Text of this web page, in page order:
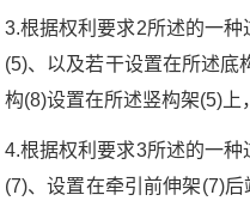
3.根据权利要求2所述的一
(5)、以及若干设置在所述底
构(8)设置在所述竖构架(5)上
4.根据权利要求3所述的一
(7)、设置在牵引前伸架(7)